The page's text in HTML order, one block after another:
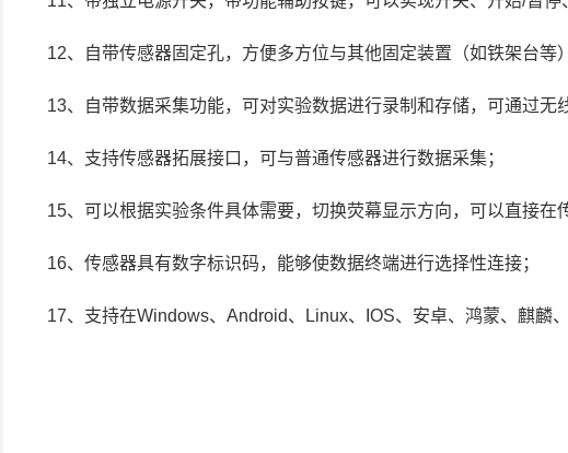
12、自带传感器固定孔，方便多方位与其他固定装置（如铁架台等
13、自带数据采集功能，可对实验数据进行录制和存储，可通过无
14、支持传感器拓展接口，可与普通传感器进行数据采集；
15、可以根据实验条件具体需要，切换荧幕显示方向，可以直接在
16、传感器具有数字标识码，能够使数据终端进行选择性连接；
17、支持在Windows、Android、Linux、IOS、安卓、鸿蒙、麒麟